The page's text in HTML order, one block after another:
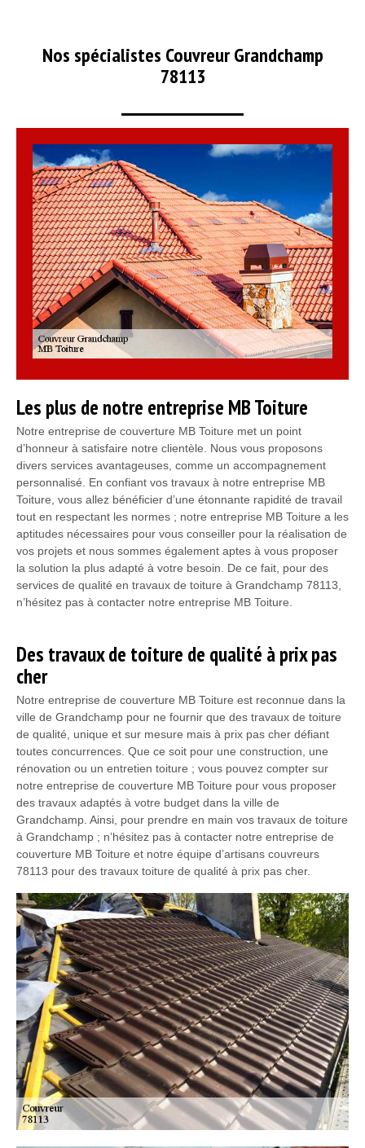
Nos spécialistes Couvreur Grandchamp
78113
Les plus de notre entreprise MB Toiture
Notre entreprise de couverture MB Toiture met un point
d’honneur à satisfaire notre clientèle. Nous vous proposons
divers services avantageuses, comme un accompagnement
personnalisé. En confiant vos travaux à notre entreprise MB
Toiture, vous allez bénéficier d’une étonnante rapidité de travail
tout en respectant les normes ; notre entreprise MB Toiture a les
aptitudes nécessaires pour vous conseiller pour la réalisation de
vos projets et nous sommes également aptes à vous proposer
la solution la plus adapté à votre besoin. De ce fait, pour des
services de qualité en travaux de toiture à Grandchamp 78113,
n’hésitez pas à contacter notre entreprise MB Toiture.
Des travaux de toiture de qualité à prix pas
cher
Notre entreprise de couverture MB Toiture est reconnue dans la
ville de Grandchamp pour ne fournir que des travaux de toiture
de qualité, unique et sur mesure mais à prix pas cher défiant
toutes concurrences. Que ce soit pour une construction, une
rénovation ou un entretien toiture ; vous pouvez compter sur
notre entreprise de couverture MB Toiture pour vous proposer
des travaux adaptés à votre budget dans la ville de
Grandchamp. Ainsi, pour prendre en main vos travaux de toiture
à Grandchamp ; n’hésitez pas à contacter notre entreprise de
couverture MB Toiture et notre équipe d’artisans couvreurs
78113 pour des travaux toiture de qualité à prix pas cher.